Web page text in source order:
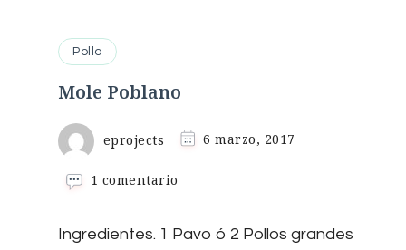
Pollo
Mole Poblano
eprojects 6 marzo, 2017
1 comentario
Ingredientes. 1 Pavo ó 2 Pollos grandes